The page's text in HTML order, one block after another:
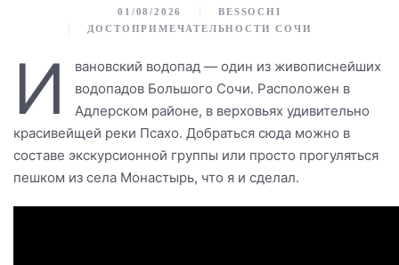
01/08/2026
BESSOCHI
ДОСТОПРИМЕЧАТЕЛЬНОСТИ СОЧИ
И
вановский водопад — один из живописнейших
водопадов Большого Сочи. Расположен в
Адлерском районе, в верховьях удивительно
красивейщей реки Псахо. Добраться сюда можно в
составе экскурсионной группы или просто прогуляться
пешком из села Монастырь, что я и сделал.